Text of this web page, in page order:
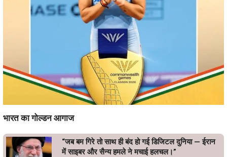
भारत का गोल्डन आगाज
“जब बम गिरे तो साथ ही बंद हो गई डिजिटल दुनिया — ईरान
में साइबर और सैन्य हमले ने मचाई हलचल।”